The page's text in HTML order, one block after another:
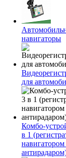
навигаторы
для
Комбо-
в 1